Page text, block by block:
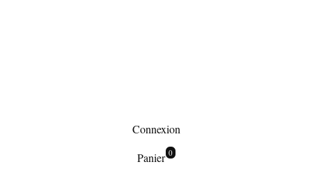
Connexion
Panier 0